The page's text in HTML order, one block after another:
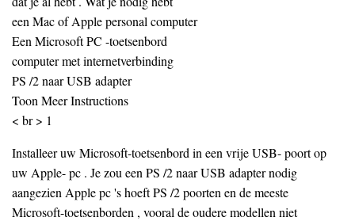
een Mac of Apple personal computer
Een Microsoft PC -toetsenbord
computer met internetverbinding
PS /2 naar USB adapter
Toon Meer Instructions
< br > 1
Installeer uw Microsoft-toetsenbord in een vrije USB- poort op
uw Apple- pc . Je zou een PS /2 naar USB adapter nodig
aangezien Apple pc 's hoeft PS /2 poorten en de meeste
Microsoft-toetsenborden , vooral de oudere modellen niet